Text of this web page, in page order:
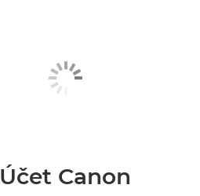
Účet Canon